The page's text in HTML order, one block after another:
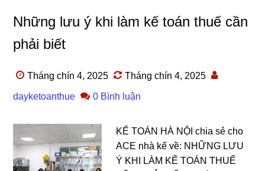
Những lưu ý khi làm kế toán thuế cần
phải biết
Tháng chín 4, 2025 Tháng chín 4, 2025
dayketoanthue 0 Bình luận
KẾ TOÁN HÀ NỘI chia sẻ cho
ACE nhà kế về: NHỮNG LƯU
Ý KHI LÀM KẾ TOÁN THUẾ